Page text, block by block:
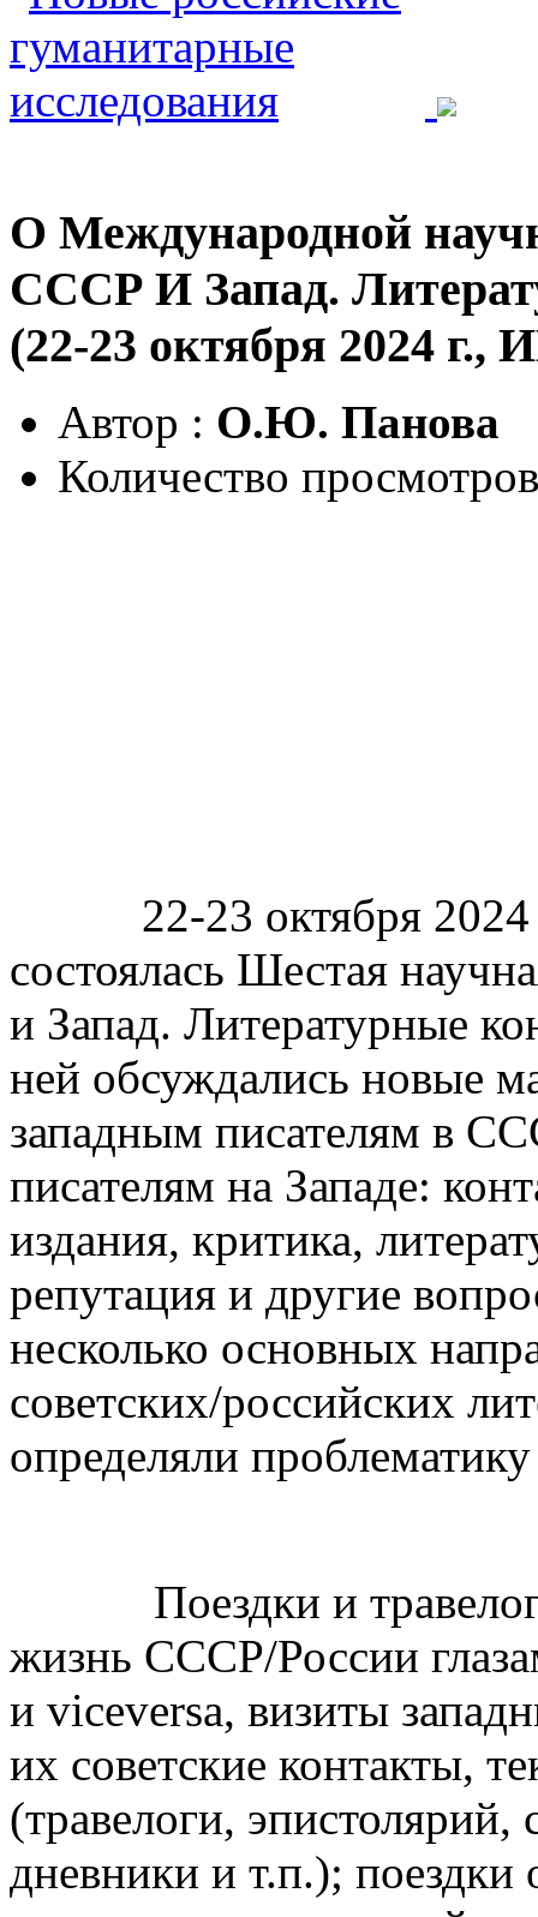
О Международной
СССР И Запад.
(22-23 октября 2024
Автор : О.Ю. Панова
Количество
22-23 октября 2024
состоялась Шестая
и Запад. Литературные
ней обсуждались новые
западным писателям в
писателям на Западе:
издания, критика,
репутация и другие
несколько основных
советских/российских
определяли
Поездки и травелоги:
жизнь СССР/России
и viceversa, визиты
их советские контакты,
(травелоги,
дневники и т.п.); поездки